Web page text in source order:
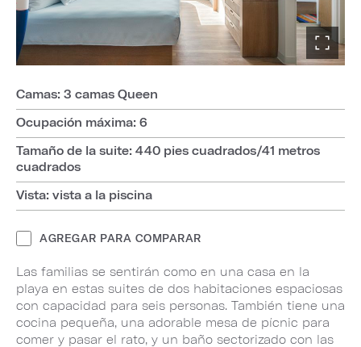
Camas: 3 camas Queen
Ocupación máxima: 6
Tamaño de la suite: 440 pies cuadrados/41 metros
cuadrados
Vista: vista a la piscina
AGREGAR PARA COMPARAR
Las familias se sentirán como en una casa en la
playa en estas suites de dos habitaciones espaciosas
con capacidad para seis personas. También tiene una
cocina pequeña, una adorable mesa de pícnic para
comer y pasar el rato, y un baño sectorizado con las